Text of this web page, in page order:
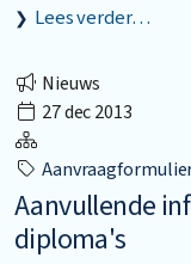
Lees verder…
Nieuws
27 dec 2013
Aanvullende
diploma's